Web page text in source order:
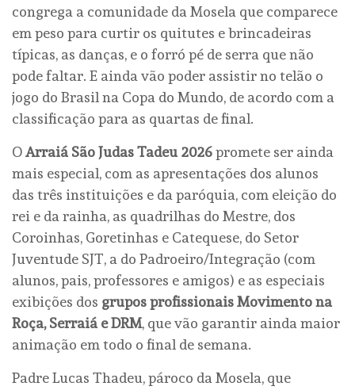
congrega a comunidade da Mosela que comparece
em peso para curtir os quitutes e brincadeiras
típicas, as danças, e o forró pé de serra que não
pode faltar. E ainda vão poder assistir no telão o
jogo do Brasil na Copa do Mundo, de acordo com a
classificação para as quartas de final.
OArraiá São Judas Tadeu 2026promete ser ainda
mais especial, com as apresentações dos alunos
das três instituições e da paróquia, com eleição do
rei e da rainha, as quadrilhas do Mestre, dos
Coroinhas, Goretinhas e Catequese, do Setor
Juventude SJT, a do Padroeiro/Integração (com
alunos, pais, professores e amigos) e as especiais
exibições dos grupos profissionais Movimento na
Roça, Serraiá e DRM, que vão garantir ainda maior
animação em todo o final de semana.
Padre Lucas Thadeu, pároco da Mosela, que